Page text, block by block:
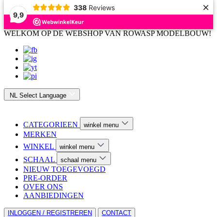
9,9
338 Reviews ×
WELKOM OP DE WEBSHOP VAN ROWASP MODELBOUW!
NL Select Language
CATEGORIEEN winkel menu
MERKEN
WINKEL
winkel menu
SCHAAL schaal menu
NIEUW TOEGEVOEGD
PRE-ORDER
OVER ONS
AANBIEDINGEN
INLOGGEN / REGISTREREN CONTACT